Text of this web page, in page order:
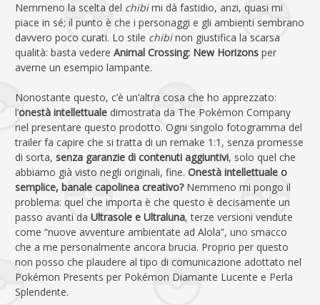
Nemmeno la scelta del chibimi dà fastidio, anzi, quasi mi
piace in sé; il punto è che i personaggi e gli ambienti sembrano
davvero poco curati. Lo stile chibinon giustifica la scarsa
qualità: basta vedere Animal Crossing: New Horizons per
averne un esempio lampante.
Nonostante questo, c’è un’altra cosa che ho apprezzato:
l’onestà intellettuale dimostrata da The Pokémon Company
nel presentare questo prodotto. Ogni singolo fotogramma del
trailer fa capire che si tratta di un remake 1:1, senza promesse
di sorta, senza garanzie di contenuti aggiuntivi, solo quel che
abbiamo già visto negli originali, fine. Onestà intellettuale o
semplice, banale capolinea creativo?Nemmeno mi pongo il
problema: quel che importa è che questo è decisamente un
passo avanti da Ultrasole e Ultraluna, terze versioni vendute
come “nuove avventure ambientate ad Alola”, uno smacco
che a me personalmente ancora brucia. Proprio per questo
non posso che plaudere al tipo di comunicazione adottato nel
Pokémon Presents per Pokémon Diamante Lucente e Perla
Splendente.